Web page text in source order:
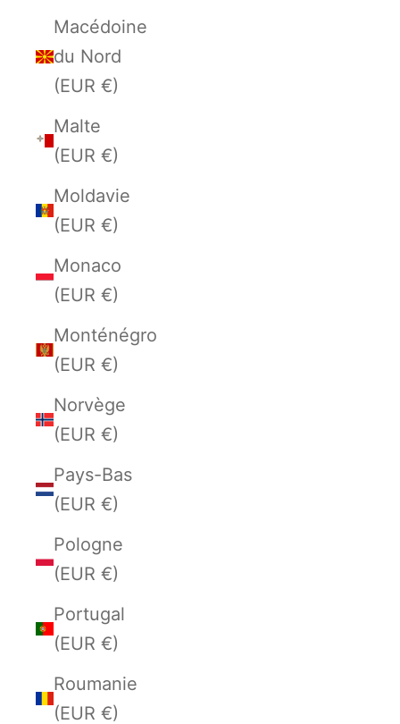
Macédoine
du Nord
(EUR €)
Malte
(EUR €)
Moldavie
(EUR €)
Monaco
(EUR €)
Monténégro
(EUR €)
Norvège
(EUR €)
Pays-Bas
(EUR €)
Pologne
(EUR €)
Portugal
(EUR €)
Roumanie
(EUR €)